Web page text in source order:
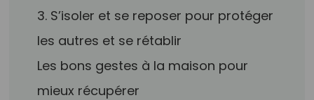
3. S’isoler et se reposer pour protéger
les autres et se rétablir
Les bons gestes à la maison pour
mieux récupérer